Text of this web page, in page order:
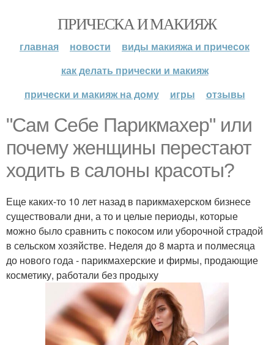
ПРИЧЕСКА И МАКИЯЖ
главная новости
виды макияжа и причесок
как делать прически и макияж
прически и макияж на дому
игры отзывы
"Сам Себе Парикмахер" или
почему женщины перестают
ходить в салоны красоты?
Еще каких-то 10 лет назад в парикмахерском бизнесе
существовали дни, а то и целые периоды, которые
можно было сравнить с покосом или уборочной страдой
в сельском хозяйстве. Неделя до 8 марта и полмесяца
до нового года - парикмахерские и фирмы, продающие
косметику, работали без продыху